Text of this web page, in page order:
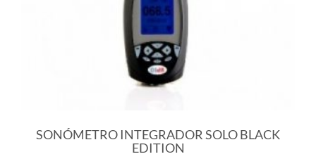
SONÓMETRO INTEGRADOR SOLO BLACK
EDITION